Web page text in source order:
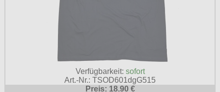
Verfügbarkeit: sofort
Art.-Nr.: TSOD601dgG515
Preis: 18.90 €